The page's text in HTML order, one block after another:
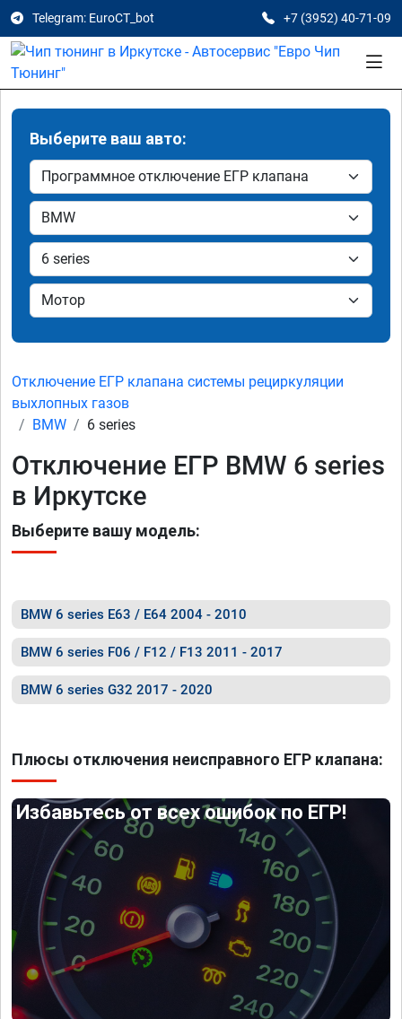
Telegram: EuroCT_bot +7 (3952) 40-71-09
Выберите ваш авто:
Отключение ЕГР клапана системы рециркуляции
выхлопных газов
BMW
6 series
Отключение ЕГР BMW 6 series
в Иркутске
Выберите вашу модель:
BMW 6 series E63 / E64 2004 - 2010
BMW 6 series F06 / F12 / F13 2011 - 2017
BMW 6 series G32 2017 - 2020
Плюсы отключения неисправного ЕГР клапана:
Избавьтесь от всех ошибок по ЕГР!